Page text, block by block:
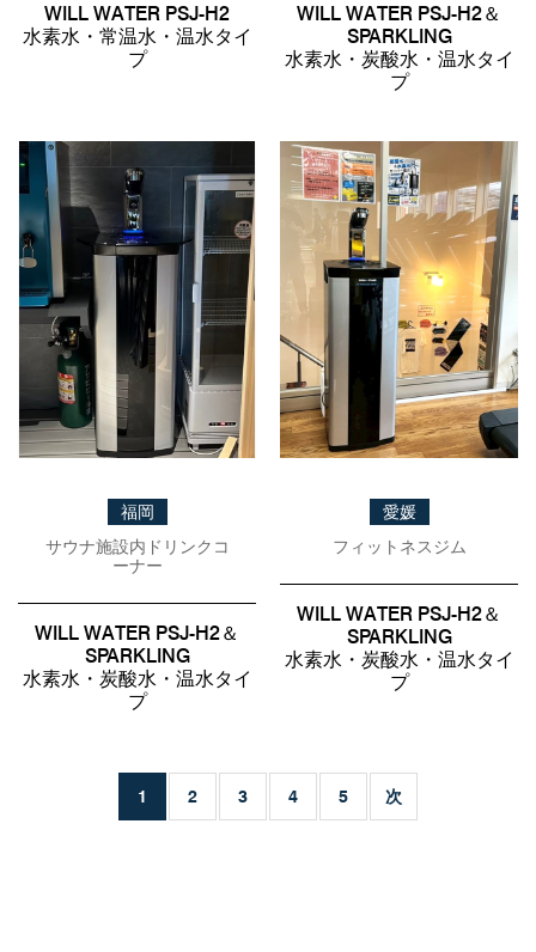
WILL WATER PSJ-H2
水素水・常温水・温水タイ
プ
WILL WATER PSJ-H2＆
SPARKLING
水素水・炭酸水・温水タイ
プ
福岡
サウナ施設内ドリンクコ
ーナー
WILL WATER PSJ-H2＆
SPARKLING
水素水・炭酸水・温水タイ
プ
愛媛
フィットネスジム
WILL WATER PSJ-H2＆
SPARKLING
水素水・炭酸水・温水タイ
プ
1 2 3 4 5 次